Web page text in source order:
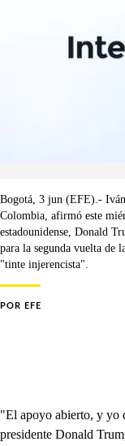
Bogotá, 3 jun (EFE).-
Colombia, afirmó este
estadounidense, Donald
para la segunda vuelta de
"tinte injerencista".
POR EFE
"El apoyo abierto, y yo
presidente Donald